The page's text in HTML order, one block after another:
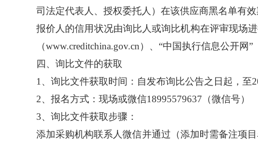
司法定代表人、授权委托人）在该供应商黑名单有效
报价人的信用状况由询比人或询比机构在评审现场
（www.creditchina.gov.cn）、“中国执行信息公开网”
四、询比文件的获取
1、询比文件获取时间：自发布询比公告之日起，至
2、报名方式：现场或微信18995579637（微信号）
3、询比文件获取步骤：
添加采购机构联系人微信并通过（添加时需备注项